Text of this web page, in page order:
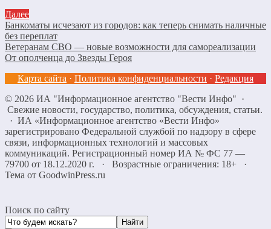
Далее
Банкоматы исчезают из городов: как теперь снимать наличные
без переплат
Ветеранам СВО — новые возможности для самореализации
От ополченца до Звезды Героя
Карта сайта · Политика конфиденциальности · Редакция
© 2026 ИА "Информационное агентство "Вести Инфо" ·
Свежие новости, государство, политика, обсуждения, статьи.
· ИА «Информационное агентство «Вести Инфо»
зарегистрировано Федеральной службой по надзору в сфере
связи, информационных технологий и массовых
коммуникаций. Регистрационный номер ИА № ФС 77 —
79700 от 18.12.2020 г. · Возрастные ограничения: 18+
·
Тема от GoodwinPress.ru
Поиск по сайту